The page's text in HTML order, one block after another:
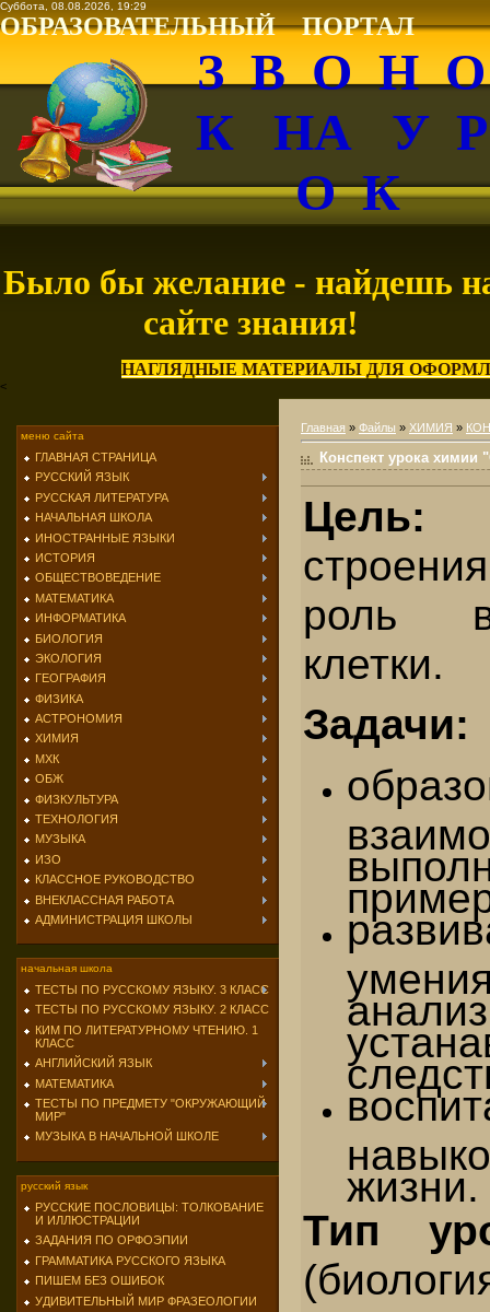
Суббота, 08.08.2026, 19:29
ОБРАЗОВАТЕЛЬНЫЙ ПОРТАЛ
З В О Н
К НА У
О К
Было бы желание - найдешь
сайте знания!
НАГЛЯДНЫЕ МАТЕРИАЛЫ ДЛЯ
<
меню сайта
ГЛАВНАЯ СТРАНИЦА
РУССКИЙ ЯЗЫК
РУССКАЯ ЛИТЕРАТУРА
НАЧАЛЬНАЯ ШКОЛА
ИНОСТРАННЫЕ ЯЗЫКИ
ИСТОРИЯ
ОБЩЕСТВОВЕДЕНИЕ
МАТЕМАТИКА
ИНФОРМАТИКА
БИОЛОГИЯ
ЭКОЛОГИЯ
ГЕОГРАФИЯ
ФИЗИКА
АСТРОНОМИЯ
ХИМИЯ
МХК
ОБЖ
ФИЗКУЛЬТУРА
ТЕХНОЛОГИЯ
МУЗЫКА
ИЗО
КЛАССНОЕ РУКОВОДСТВО
ВНЕКЛАССНАЯ РАБОТА
АДМИНИСТРАЦИЯ ШКОЛЫ
начальная школа
ТЕСТЫ ПО РУССКОМУ ЯЗЫКУ. 3 КЛАСС
ТЕСТЫ ПО РУССКОМУ ЯЗЫКУ. 2 КЛАСС
КИМ ПО ЛИТЕРАТУРНОМУ ЧТЕНИЮ. 1
КЛАСС
АНГЛИЙСКИЙ ЯЗЫК
МАТЕМАТИКА
ТЕСТЫ ПО ПРЕДМЕТУ "ОКРУЖАЮЩИЙ
МИР"
МУЗЫКА В НАЧАЛЬНОЙ ШКОЛЕ
русский язык
РУССКИЕ ПОСЛОВИЦЫ: ТОЛКОВАНИЕ
И ИЛЛЮСТРАЦИИ
ЗАДАНИЯ ПО ОРФОЭПИИ
ГРАММАТИКА РУССКОГО ЯЗЫКА
ПИШЕМ БЕЗ ОШИБОК
УДИВИТЕЛЬНЫЙ МИР ФРАЗЕОЛОГИИ
Главная » Файлы » ХИМИЯ »
Конспект урока химии
Цель:
роль в
клетки.
Задачи:
жизни.
Тип